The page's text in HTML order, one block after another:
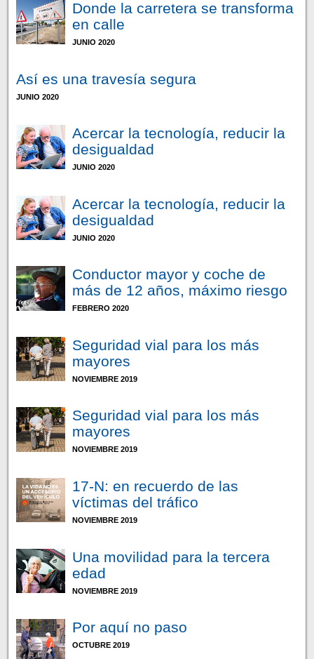
Donde la carretera se transforma
en calle
JUNIO 2020
Así es una travesía segura
JUNIO 2020
Acercar la tecnología, reducir la
desigualdad
JUNIO 2020
Acercar la tecnología, reducir la
desigualdad
JUNIO 2020
Conductor mayor y coche de
más de 12 años, máximo riesgo
FEBRERO 2020
Seguridad vial para los más
mayores
NOVIEMBRE 2019
Seguridad vial para los más
mayores
NOVIEMBRE 2019
17-N: en recuerdo de las
víctimas del tráfico
NOVIEMBRE 2019
Una movilidad para la tercera
edad
NOVIEMBRE 2019
Por aquí no paso
OCTUBRE 2019